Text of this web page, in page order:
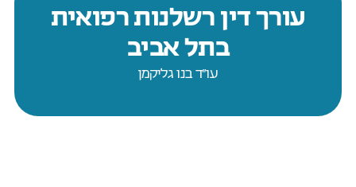
עורך דין רשלנות רפואית
בתל אביב
עו״ד בנו גליקמן